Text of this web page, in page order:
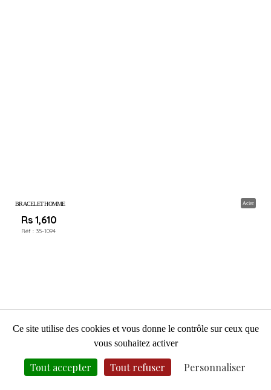
Taille
Taille
Taille
Taille
Taille
Taille
Taille
Taille
Taille
Taille
Taille
Taille
Taille
Acier
BRACELET HOMME
Rs 1,610
Réf : 35-1094
Taille
Taille
Taille
Taille
Taille
Taille
Taille
Ce site utilise des cookies et vous donne le contrôle sur ceux que
vous souhaitez activer
Tout accepter Tout refuser Personnaliser